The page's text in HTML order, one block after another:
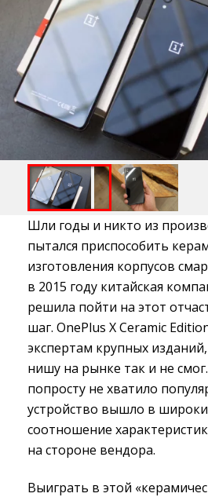
Шли годы и никто из
пытался приспособить
изготовления корпусов
в 2015 году китайская
решила пойти на этот
шаг. OnePlus X Ceramic
экспертам крупных
нишу на рынке так и не
попросту не хватило
устройство вышло в
соотношение
на стороне вендора.
Выиграть в этой